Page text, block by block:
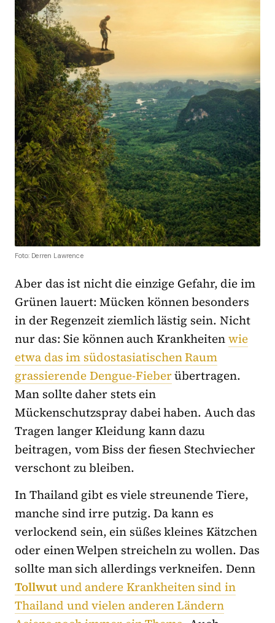
Foto: Derren Lawrence
Aber das ist nicht die einzige Gefahr, die im
Grünen lauert: Mücken können besonders
in der Regenzeit ziemlich lästig sein. Nicht
nur das: Sie können auch Krankheitenwie
etwa das im südostasiatischen Raum
grassierende Dengue-Fieberübertragen.
Man sollte daher stets ein
Mückenschutzspray dabei haben. Auch das
Tragen langer Kleidung kann dazu
beitragen, vom Biss der fiesen Stechviecher
verschont zu bleiben.
In Thailand gibt es viele streunende Tiere,
manche sind irre putzig. Da kann es
verlockend sein, ein süßes kleines Kätzchen
oder einen Welpen streicheln zu wollen. Das
sollte man sich allerdings verkneifen. Denn
Tollwutund andere Krankheiten sind in
Thailand und vielen anderen Ländern